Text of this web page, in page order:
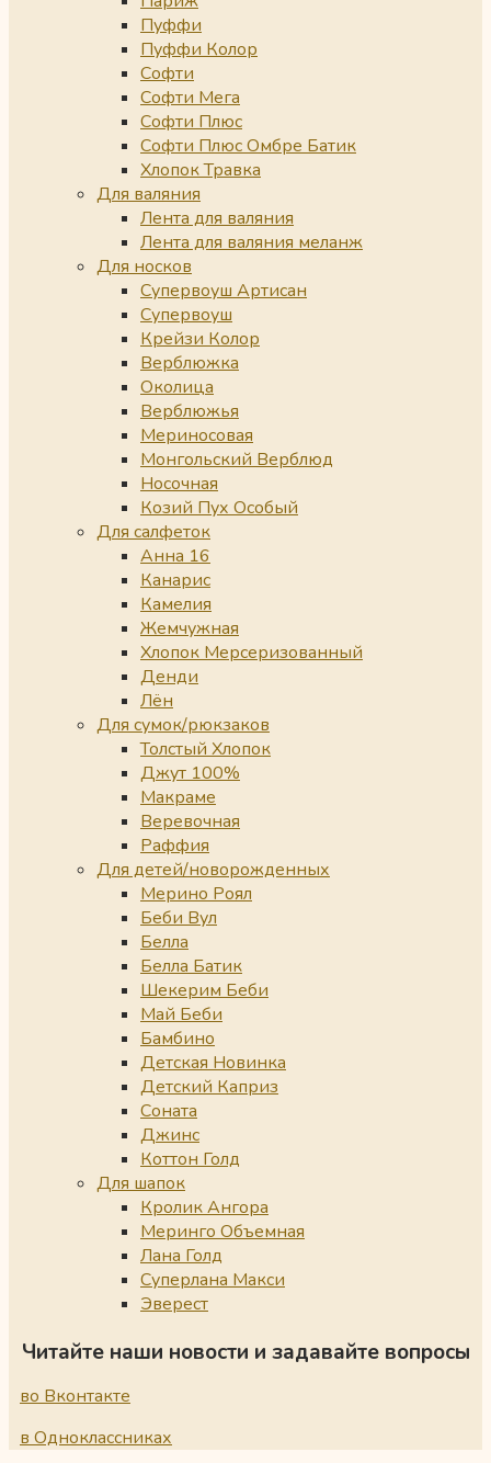
Пуффи
Пуффи Колор
Софти
Софти Мега
Софти Плюс
Софти Плюс Омбре Батик
Хлопок Травка
Для валяния
Лента для валяния
Лента для валяния меланж
Для носков
Супервоуш Артисан
Супервоуш
Крейзи Колор
Верблюжка
Околица
Верблюжья
Мериносовая
Монгольский Верблюд
Носочная
Козий Пух Особый
Для салфеток
Анна 16
Канарис
Камелия
Жемчужная
Хлопок Мерсеризованный
Денди
Лён
Для сумок/рюкзаков
Толстый Хлопок
Джут 100%
Макраме
Веревочная
Раффия
Для детей/новорожденных
Мерино Роял
Беби Вул
Белла
Белла Батик
Шекерим Беби
Май Беби
Бамбино
Детская Новинка
Детский Каприз
Соната
Джинс
Коттон Голд
Для шапок
Кролик Ангора
Меринго Объемная
Лана Голд
Суперлана Макси
Эверест
Читайте наши новости и задавайте вопросы
во Вконтакте
в Одноклассниках